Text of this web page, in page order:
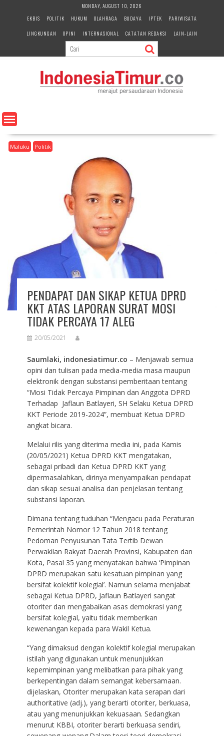
e
n
MONDAY, AUGUST 10, 2026
EKBIS
POLITIK HUKUM OLAHRAGA BUDAYA IPTEK
PARIWISATA
LINGKUNGAN
OPINI INTERNASIONAL CATATAN REDAKSI LAIN-LAIN
Maluku Politik
PENDAPAT DAN SIKAP KETUA DPRD
KKT ATAS LAPORAN SURAT MOSI
TIDAK PERCAYA 17 ALEG
20/05/2021
Saumlaki, indonesiatimur.co – Menjawab semua
opini dan tulisan pada media-media masa maupun
elektronik dengan substansi pemberitaan tentang
“Mosi Tidak Percaya Pimpinan dan Anggota DPRD
Terhadap Jaflaun Batlayeri, SH Selaku Ketua DPRD
KKT Periode 2019-2024”, membuat Ketua DPRD
angkat bicara.
Melalui rilis yang diterima media ini, pada Kamis
(20/05/2021) Ketua DPRD KKT mengatakan,
sebagai pribadi dan Ketua DPRD KKT yang
dipermasalahkan, dirinya menyampaikan pendapat
dan sikap sesuai analisa dan penjelasan tentang
substansi laporan.
Dimana tentang tuduhan “Mengacu pada Peraturan
Pemerintah Nomor 12 Tahun 2018 tentang
Pedoman Penyusunan Tata Tertib Dewan
Perwakilan Rakyat Daerah Provinsi, Kabupaten dan
Kota, Pasal 35 yang menyatakan bahwa ‘Pimpinan
DPRD merupakan satu kesatuan pimpinan yang
bersifat kolektif kolegial’. Namun selama menjabat
sebagai Ketua DPRD, Jaflaun Batlayeri sangat
otoriter dan mengabaikan asas demokrasi yang
bersifat kolegial, yaitu tidak memberikan
kewenangan kepada para Wakil Ketua.
“Yang dimaksud dengan kolektif kolegial merupakan
istilah yang digunakan untuk menunjukkan
kepemimpinan yang melibatkan para pihak yang
berkepentingan dalam semangat kebersamaan.
dijelaskan, Otoriter merupakan kata serapan dari
authoritative (adj.), yang berarti otoriter, berkuasa,
atau yang menunjukkan kekuasaan. Sedangkan
menurut KBBI, otoriter berarti berkuasa sendiri,